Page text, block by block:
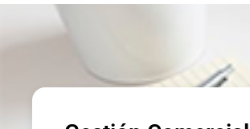
+34 91
919 61 61